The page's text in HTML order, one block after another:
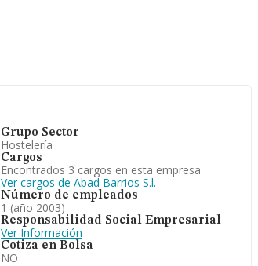
Grupo Sector
Hostelería
Cargos
Encontrados 3 cargos en esta empresa
Ver cargos de Abad Barrios S.l.
Número de empleados
1 (año 2003)
Responsabilidad Social Empresarial
Ver Información
Cotiza en Bolsa
NO